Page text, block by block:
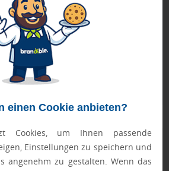
einen Cookie anbieten?
Cookies, um Ihnen passende
Einstellungen zu speichern und
angenehm zu gestalten. Wenn das
unserenQualitätscheck
Shop.Mehr erfahren